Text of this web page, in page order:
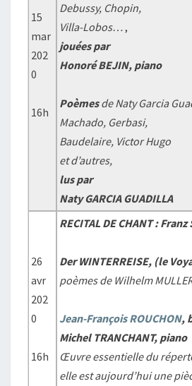
15
mar
202
0
16h
Debussy, Chopin,
Villa-Lobos…,
jouées par
Honoré BEJIN, piano
Poèmesde Naty Garcia
Machado, Gerbasi,
Baudelaire, Victor Hugo
et d’autres,
lus par
Naty GARCIA GUADILLA
26
avr
202
0
16h
RECITAL DE CHANT : Franz
Der WINTERREISE, (le
poèmes de Wilhelm
Jean-François ROUCHON,
Michel TRANCHANT, piano
Œuvre essentielle du
elle est aujourd’hui une